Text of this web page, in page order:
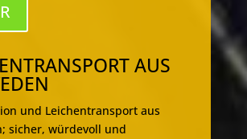
AUS
und Leichentransport aus
sicher, würdevoll und